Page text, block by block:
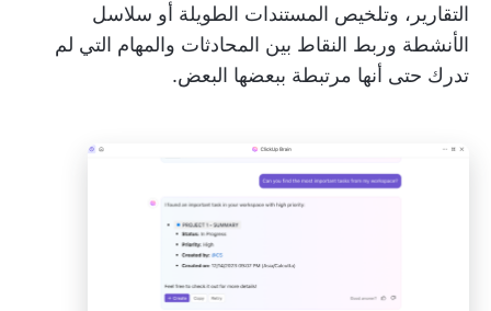
التقارير، وتلخيص المستندات الطويلة أو سلاسل
الأنشطة وربط النقاط بين المحادثات والمهام التي لم
تدرك حتى أنها مرتبطة ببعضها البعض.